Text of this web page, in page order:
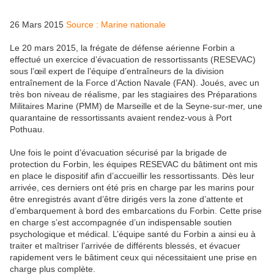
26 Mars 2015 Source : Marine nationale
Le 20 mars 2015, la frégate de défense aérienne Forbin a
effectué un exercice d’évacuation de ressortissants (RESEVAC)
sous l’œil expert de l’équipe d’entraîneurs de la division
entraînement de la Force d’Action Navale (FAN). Joués, avec un
très bon niveau de réalisme, par les stagiaires des Préparations
Militaires Marine (PMM) de Marseille et de la Seyne-sur-mer, une
quarantaine de ressortissants avaient rendez-vous à Port
Pothuau.
Une fois le point d’évacuation sécurisé par la brigade de
protection du Forbin, les équipes RESEVAC du bâtiment ont mis
en place le dispositif afin d’accueillir les ressortissants. Dès leur
arrivée, ces derniers ont été pris en charge par les marins pour
être enregistrés avant d’être dirigés vers la zone d’attente et
d’embarquement à bord des embarcations du Forbin. Cette prise
en charge s’est accompagnée d’un indispensable soutien
psychologique et médical. L’équipe santé du Forbin a ainsi eu à
traiter et maîtriser l’arrivée de différents blessés, et évacuer
rapidement vers le bâtiment ceux qui nécessitaient une prise en
charge plus complète.